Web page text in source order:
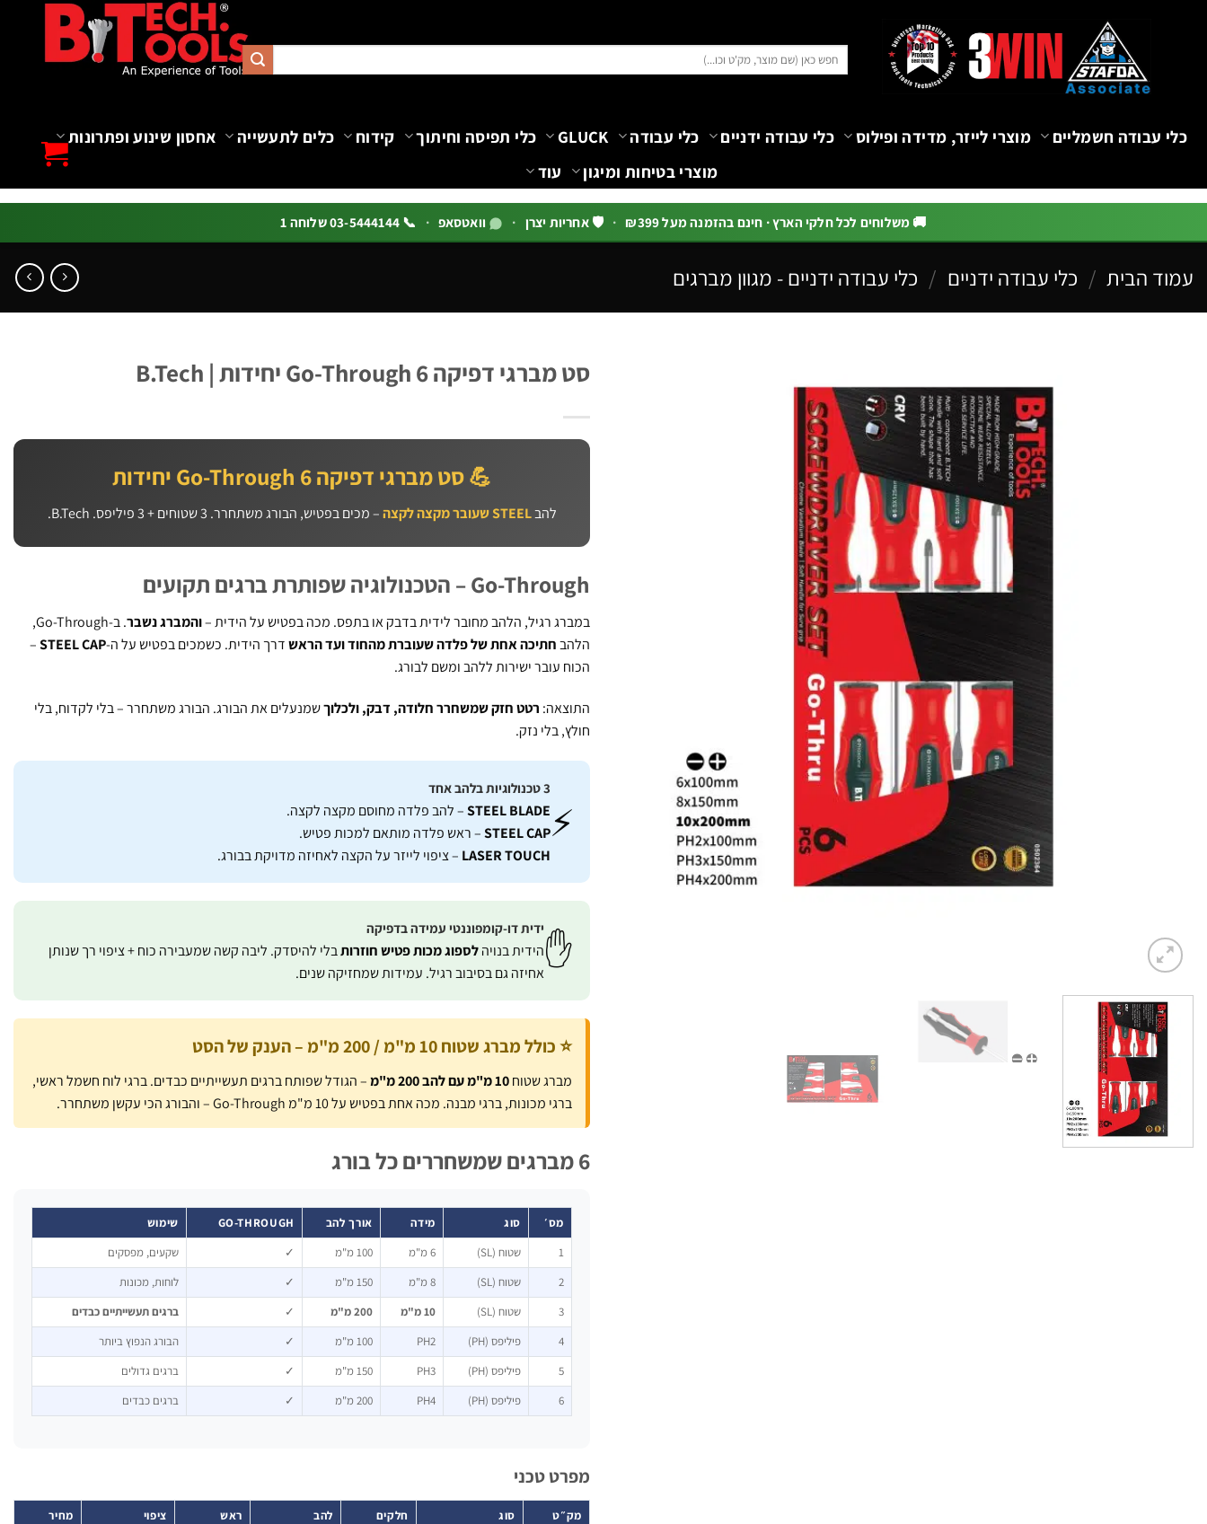
כלי עבודה חשמליים מוצרי לייזר, מדידה ופילוס כלי עבודה ידניים כלי עבודה GLUCK כלי תפיסה וחיתוך קידוח כלים לתעשייה
אחסון שינוע ופתרונות
מוצרי בטיחות ומיגון
עוד
🚚 משלוחים לכל חלקי הארץ · חינם בהזמנה מעל ₪399 · 🛡️ אחריות יצרן · וואטסאפ · 📞 03-5444144 שלוחה 1
עמוד הבית / כלי עבודה ידניים / כלי עבודה ידניים - מגוון מברגים
סט מברגי דפיקה Go-Through 6 יחידות | B.Tech
💪 סט מברגי דפיקה Go-Through 6 יחידות
להבSTEEL שעובר מקצה לקצה – מכים בפטיש, הבורג משתחרר. 3 שטוחים + 3 פיליפס. B.Tech.
Go-Through – הטכנולוגיה שפותרת ברגים תקועים
במברג רגיל, הלהב מחובר לידית בדבק או בתפס. מכה בפטיש על הידית –והמברג נשבר
. ב-Go-Through,
הלהבחתיכה אחת של פלדה שעוברת מהחוד ועד הראשדרך הידית. כשמכים בפטיש על ה-STEEL CAP
–
הכוח עובר ישירות ללהב ומשם לבורג.
התוצאה: רטט חזק שמשחרר חלודה, דבק, ולכלוךשמנעלים את הבורג. הבורג משתחרר – בלי לקדוח, בלי
חולץ, בלי נזק.
⚡
3 טכנולוגיות בלהב אחד
STEEL BLADE– להב פלדה מחוסם מקצה לקצה.
STEEL CAP– ראש פלדה מותאם למכות פטיש.
LASER TOUCH – ציפוי לייזר על הקצה לאחיזה מדויקת בבורג.
✋ידית דו-קומפוננטי עמידה בדפיקה
הידית בנויהלספוג מכות פטיש חוזרותבלי להיסדק. ליבה קשה שמעבירה כוח + ציפוי רך שנותן
אחיזה גם בסיבוב רגיל. עמידות שמחזיקה שנים.
⭐ כולל מברג שטוח 10 מ"מ / 200 מ"מ – הענק של הסט
מברג שטוח10 מ"מ עם להב 200 מ"מ
– הגודל שפותח ברגים תעשייתיים כבדים. ברגי לוח חשמל ראשי,
ברגי מכונות, ברגי מבנה. מכה אחת בפטיש על 10 מ"מ Go-Through – והבורג הכי עקשן משתחרר.
6 מברגים שמשחררים כל בורג
מס׳ סוג מידה אורך להב GO-THROUGH
שימוש
1
שטוח (SL) 6 מ"מ 100 מ"מ ✓
שקעים, מפסקים
2
שטוח (SL) 8 מ"מ 150 מ"מ ✓
לוחות, מכונות
3
שטוח (SL) 10 מ"מ 200 מ"מ ✓
ברגים תעשייתיים כבדים
4
פיליפס (PH) PH2 100 מ"מ ✓
הבורג הנפוץ ביותר
5
פיליפס (PH) PH3 150 מ"מ ✓
ברגים גדולים
6
פיליפס (PH) PH4 200 מ"מ ✓ ברגים כבדים
מפרט טכני
מק״ט סוג חלקים להב ראש ציפוי
מחיר